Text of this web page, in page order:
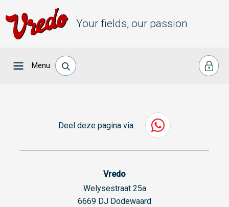
Your fields, our passion
Menu
Deel deze pagina via:
Vredo
Welysestraat 25a
6669 DJ Dodewaard